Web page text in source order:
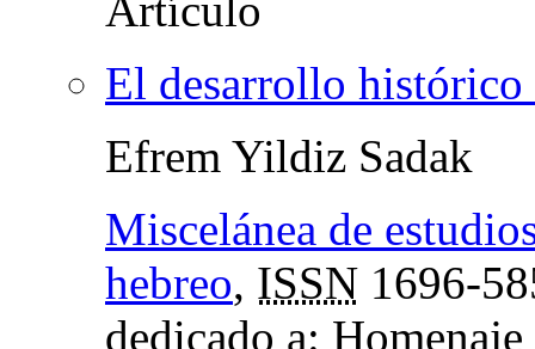
El desarrollo histórico
Efrem Yildiz Sadak
Miscelánea de
hebreo, ISSN 1696-
dedicado a: